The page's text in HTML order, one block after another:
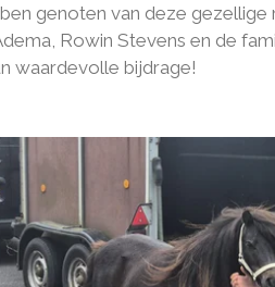
genoten van deze gezellige
Rowin Stevens en de
waardevolle bijdrage!